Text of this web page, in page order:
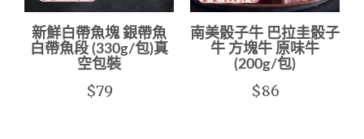
新鮮白帶魚塊 銀帶魚
白帶魚段 (330g/包)真
空包裝
$79
南美骰子牛 巴拉圭骰子
牛 方塊牛 原味牛
(200g/包)
$86